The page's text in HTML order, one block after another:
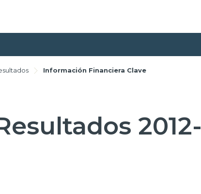
Información Financiera Clave
2012-